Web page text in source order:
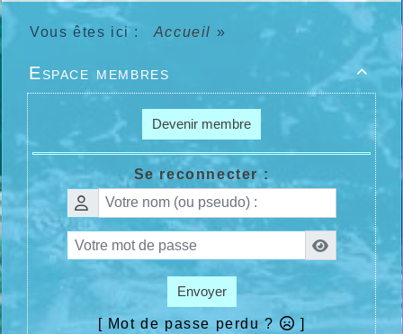
Vous êtes ici : Accueil »

Espace membres
Devenir membre
Se reconnecter :
Envoyer
[ Mot de passe perdu ? ]